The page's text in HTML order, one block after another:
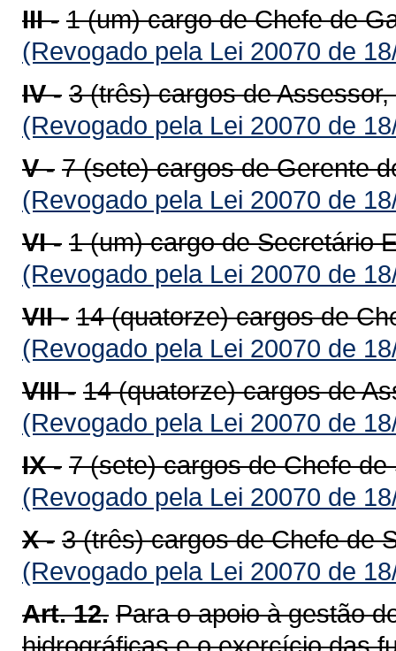
III - 1 (um) cargo de Chefe de
(Revogado pela Lei 20070 de
IV - 3 (três) cargos de
(Revogado pela Lei 20070 de
V - 7 (sete) cargos de Gerente
(Revogado pela Lei 20070 de
VI - 1 (um) cargo de Secretário
(Revogado pela Lei 20070 de
VII - 14 (quatorze) cargos de
(Revogado pela Lei 20070 de
VIII - 14 (quatorze) cargos de
(Revogado pela Lei 20070 de
IX - 7 (sete) cargos de Chefe
(Revogado pela Lei 20070 de
X - 3 (três) cargos de Chefe de
(Revogado pela Lei 20070 de
Art. 12. Para o apoio à gestão